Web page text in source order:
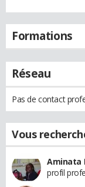
Formations
Réseau
Pas de contact
Vous
Aminata
profil